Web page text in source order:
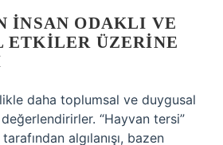
İNSAN ODAKLI VE
ETKILER ÜZERINE
daha toplumsal ve duygusal
“Hayvan tersi”
algılanışı, bazen